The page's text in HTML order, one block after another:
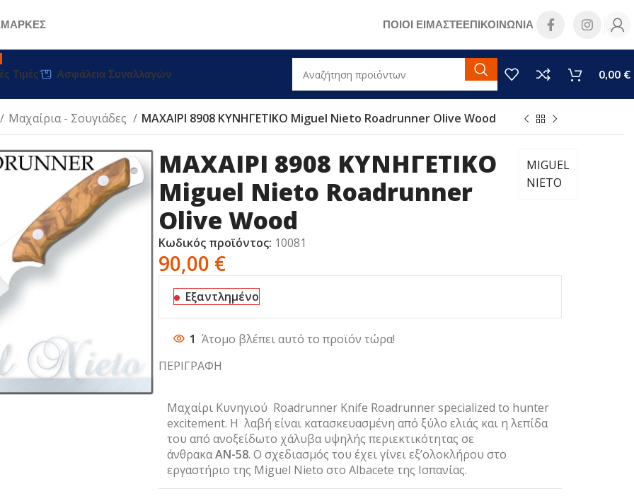
ΜΑΡΚΕΣ ΠΟΙΟΙ ΕΙΜΑΣΤΕΕΠΙΚΟΙΝΩΝΙΑ
Τιμές Ασφάλεια Συναλλαγών 0,00 €
Μαχαίρια - Σουγιάδες MAΧΑΙΡΙ 8908 ΚΥΝΗΓΕΤΙΚΟ Miguel Nieto Roadrunner Olive Wood
MAΧΑΙΡΙ 8908 ΚΥΝΗΓΕΤΙΚΟ
Miguel Nieto Roadrunner
Olive Wood
MIGUEL
NIETO
Κωδικός προϊόντος: 10081
90,00 €
Εξαντλημένο
1 Άτομο βλέπει αυτό το προϊόν τώρα!
ΠΕΡΙΓΡΑΦΗ
Μαχαίρι Κυνηγιού Roadrunner Κnife Roadrunner specialized to hunter
excitement. Η λαβή είναι κατασκευασμένη από ξύλο ελιάς και η λεπίδα
του από ανοξείδωτο χάλυβα υψηλής περιεκτικότητας σε
άνθρακαΑΝ-58. Ο σχεδιασμός του έχει γίνει εξ’ολοκλήρου στο
εργαστήριο της Miguel Nieto στο Albacete της Ισπανίας.